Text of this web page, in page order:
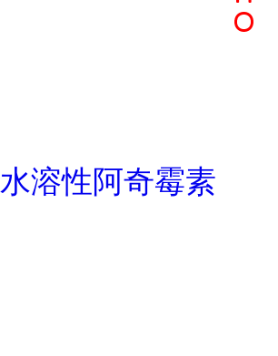
水溶性阿奇霉素